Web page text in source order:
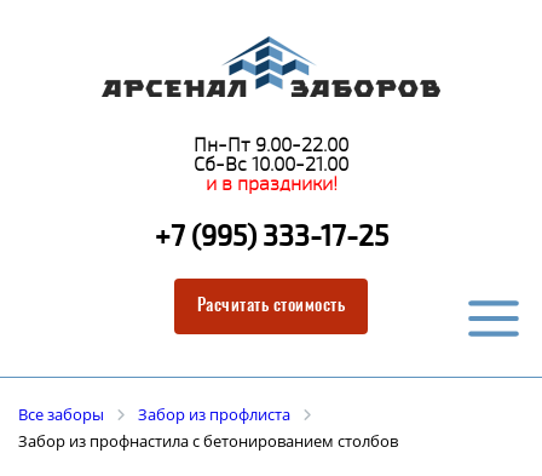
Пн-Пт 9.00-22.00
Сб-Вс 10.00-21.00
и в праздники!
+7 (995) 333-17-25
Расчитать стоимость
Все заборы
Забор из профлиста
Забор из профнастила с бетонированием столбов